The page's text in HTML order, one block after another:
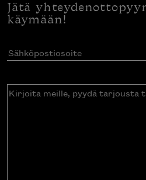
Jätä
käymään!
Sähköpostiosoite(Pakollinen)
Kirjoita